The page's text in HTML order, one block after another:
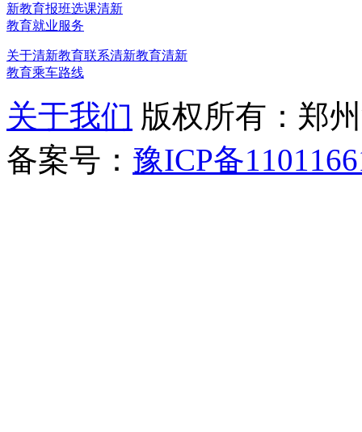
新教育报班选课清新
教育就业服务
关于清新教育联系清新教育清新
教育乘车路线
关于我们 版权所有：郑
备案号： 豫ICP备